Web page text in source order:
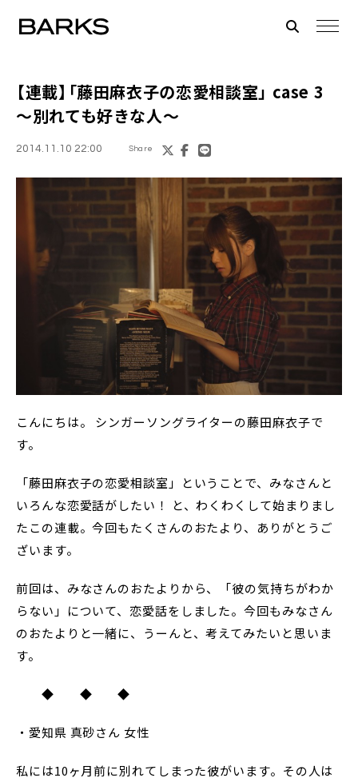
【連載】「藤田麻衣子の恋愛相談室」 case 3
～別れても好きな人～
2014.11.10 22:00 Share
こんにちは。 シンガーソングライターの藤田麻衣子で
す。
「藤田麻衣子の恋愛相談室」ということで、みなさんと
いろんな恋愛話がしたい！ と、わくわくして始まりまし
たこの連載。今回もたくさんのおたより、ありがとうご
ざいます。
前回は、みなさんのおたよりから、「彼の気持ちがわか
らない」について、恋愛話をしました。今回もみなさん
のおたよりと一緒に、うーんと、考えてみたいと思いま
す。
◆ ◆ ◆
・愛知県 真砂さん 女性
私には10ヶ月前に別れてしまった彼がいます。その人は